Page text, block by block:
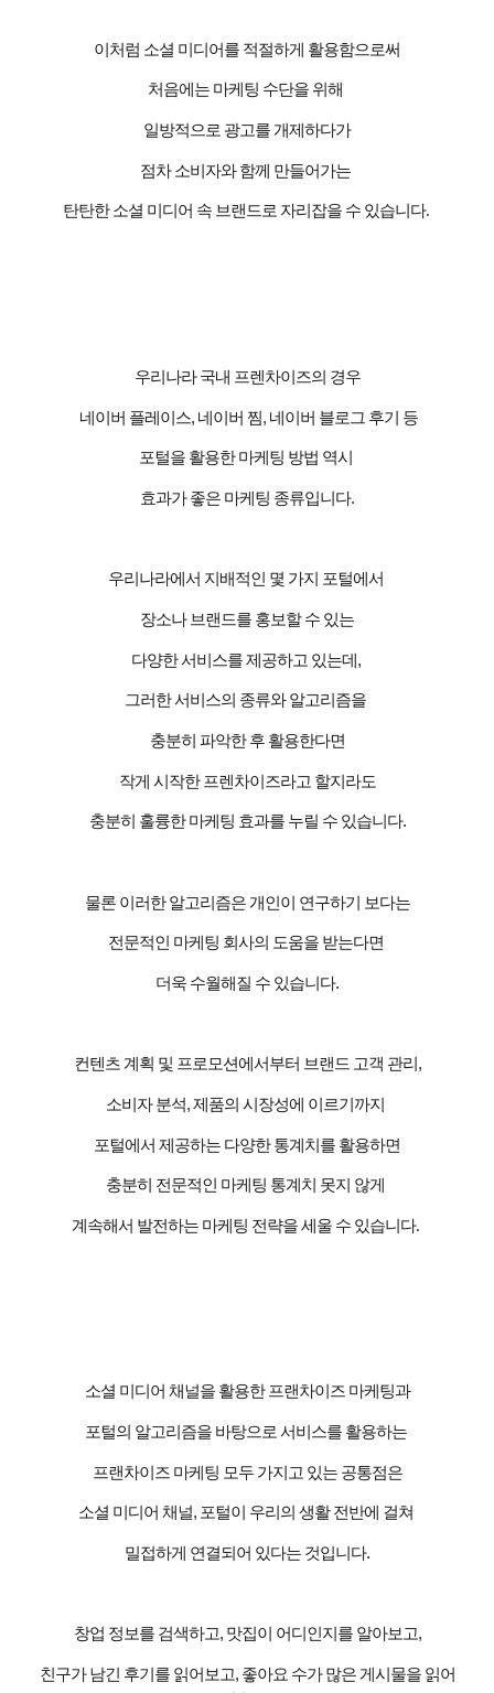
이처럼 소셜 미디어를 적절하게 활용함으로써
처음에는 마케팅 수단을 위해
일방적으로 광고를 개제하다가
점차 소비자와 함께 만들어가는
탄탄한 소셜 미디어 속 브랜드로 자리잡을 수 있습니다.
우리나라 국내 프렌차이즈의 경우
네이버 플레이스, 네이버 찜, 네이버 블로그 후기 등
포털을 활용한 마케팅 방법 역시
효과가 좋은 마케팅 종류입니다.
우리나라에서 지배적인 몇 가지 포털에서
장소나 브랜드를 홍보할 수 있는
다양한 서비스를 제공하고 있는데 ,
그러한 서비스의 종류와 알고리즘을
충분히 파악한 후 활용한다면
작게 시작한 프렌차이즈라고 할지라도
충분히 훌륭한 마케팅 효과를 누릴 수 있습니다.
물론 이러한 알고리즘은 개인이 연구하기 보다는
전문적인 마케팅 회사의 도움을 받는다면
더욱 수월해질 수 있습니다.
컨텐츠 계획 및 프로모션에서부터 브랜드 고객 관리 ,
소비자 분석,제품의 시장성에 이르기까지
포털에서 제공하는 다양한 통계치를 활용하면
충분히 전문적인 마케팅 통계치 못지 않게
계속해서 발전하는 마케팅 전략을 세울 수 있습니다.
소셜 미디어 채널을 활용한 프랜차이즈 마케팅과
포털의 알고리즘을 바탕으로 서비스를 활용하는
프랜차이즈 마케팅 모두 가지고 있는 공통점은
소셜 미디어 채널, 포털이 우리의 생활 전반에 걸쳐
밀접하게 연결되어 있다는 것입니다.
창업 정보를 검색하고, 맛집이 어디인지를 알아보고,
친구가 남긴 후기를 읽어보고, 좋아요 수가 많은 게시물을 읽어